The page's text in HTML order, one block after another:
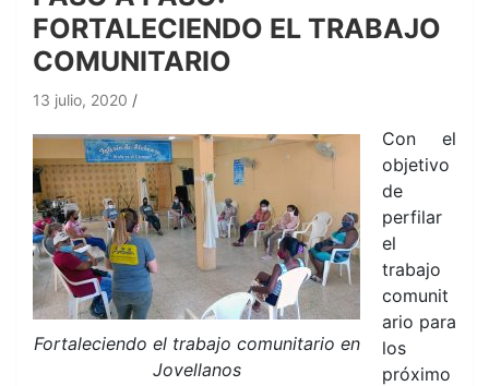
FORTALECIENDO EL TRABAJO
COMUNITARIO
13 julio, 2020
Fortaleciendo el trabajo comunitario en
Jovellanos
Con el
objetivo
de
perfilar
el
trabajo
comunit
ario para
los
próximo